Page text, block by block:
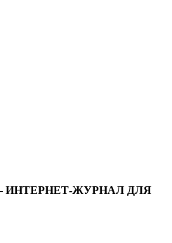
— ИНТЕРНЕТ-ЖУРНАЛ ДЛЯ